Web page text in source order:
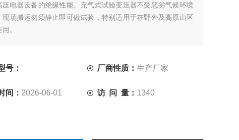
压电器设备的绝缘性能。充气式试验变压器不受恶劣气候环境
现场搬运勿须静止即可做试验，特别适用于在野外及高原山区
。
号： 厂商性质：生产厂家
间： 2026-06-01 访 问 量： 1340